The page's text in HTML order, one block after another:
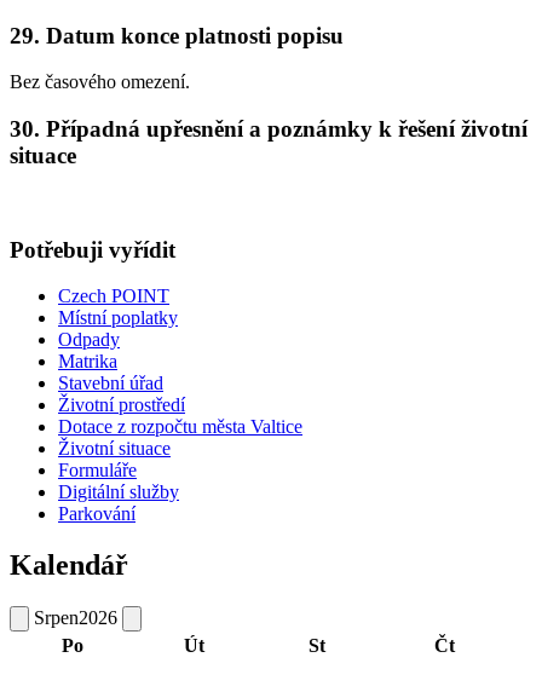
29. Datum konce platnosti popisu
Bez časového omezení.
30. Případná upřesnění a poznámky k řešení životní
situace
Potřebuji vyřídit
Czech POINT
Místní poplatky
Odpady
Matrika
Stavební úřad
Životní prostředí
Dotace z rozpočtu města Valtice
Životní situace
Formuláře
Digitální služby
Parkování
Kalendář
Srpen2026
Po
Út St Čt